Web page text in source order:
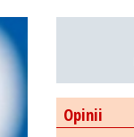
Opinii